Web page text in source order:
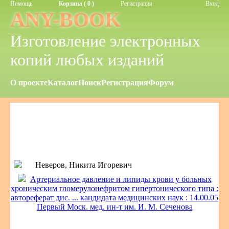
Помощь Корзина ( 0 ) Регистрация Вход
ANY-BOOK
Изготовление электронных
копий любых изданий
О проектеКаталогПоискРегистрацияФорум
Неверов, Никита Игоревич
Артериальное давление и липиды крови у больных
хроническим гломерулонефритом гипертонического типа :
автореферат дис. ... кандидата медицинских наук : 14.00.05
Первый Моск. мед. ин-т им. И. М. Сеченова